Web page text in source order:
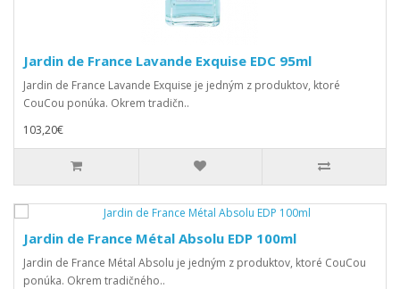
Jardin de France Lavande Exquise EDC 95ml
Jardin de France Lavande Exquise je jedným z produktov, ktoré
CouCou ponúka. Okrem tradičn..
103,20€
Jardin de France Métal Absolu EDP 100ml
Jardin de France Métal Absolu je jedným z produktov, ktoré CouCou
ponúka. Okrem tradičného..